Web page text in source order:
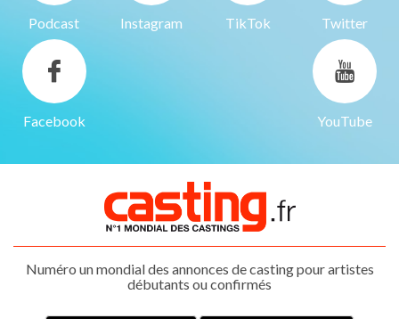
Podcast Instagram TikTok Twitter
Facebook YouTube
Numéro un mondial des annonces de casting pour artistes
débutants ou confirmés